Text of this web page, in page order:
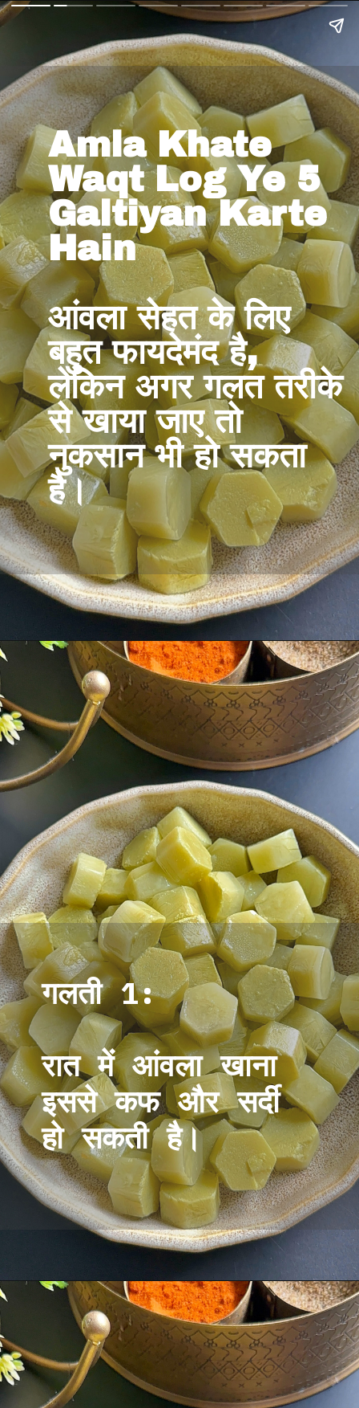
Amla Khate
Waqt Log Ye 5
Galtiyan Karte
Hain
आंवला सेहत के लिए
बहुत फायदेमंद है,
लेकिन अगर गलत तरीके
से खाया जाए तो
नुकसान भी हो सकता
है।
गलती 1:
रात में आंवला खाना
इससे कफ और सर्दी
हो सकती है।